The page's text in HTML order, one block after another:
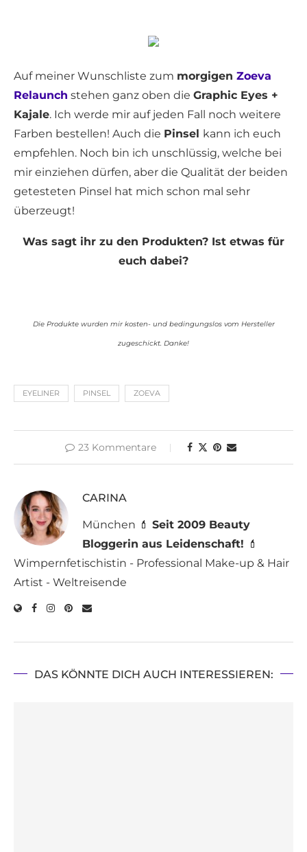
Auf meiner Wunschliste zum morgigen Zoeva
Relaunch stehen ganz oben die Graphic Eyes +
Kajale. Ich werde mir auf jeden Fall noch weitere
Farben bestellen! Auch die Pinsel kann ich euch
empfehlen. Noch bin ich unschlüssig, welche bei
mir einziehen dürfen, aber die Qualität der beiden
getesteten Pinsel hat mich schon mal sehr
überzeugt!
Was sagt ihr zu den Produkten? Ist etwas für
euch dabei?
Die Produkte wurden mir kosten- und bedingungslos vom Hersteller
zugeschickt. Danke!
EYELINER PINSEL ZOEVA
23 Kommentare
CARINA
München 💄 Seit 2009 Beauty
Bloggerin aus Leidenschaft! 💄
Wimpernfetischistin - Professional Make-up & Hair
Artist - Weltreisende
DAS KÖNNTE DICH AUCH INTERESSIEREN: